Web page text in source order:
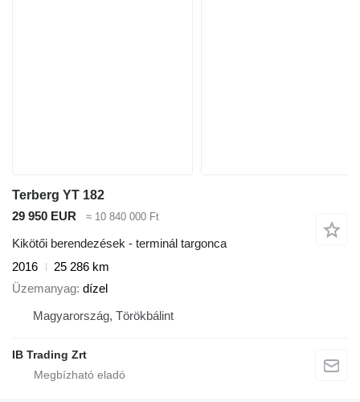
Terberg YT 182
29 950 EUR
≈ 10 840 000 Ft
Kikötői berendezések - terminál targonca
2016
25 286 km
Üzemanyag dízel
Magyarország, Törökbálint
IB Trading Zrt